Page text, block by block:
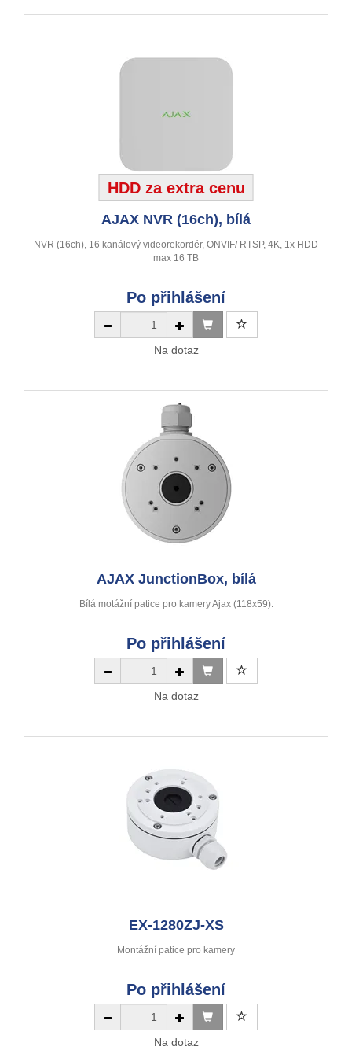
HDD za extra cenu
AJAX NVR (16ch), bílá
NVR (16ch), 16 kanálový videorekordér, ONVIF/ RTSP, 4K, 1x HDD
max 16 TB
Po přihlášení
Na dotaz
AJAX JunctionBox, bílá
Bílá motážní patice pro kamery Ajax (118x59).
Po přihlášení
Na dotaz
EX-1280ZJ-XS
Montážní patice pro kamery
Po přihlášení
Na dotaz